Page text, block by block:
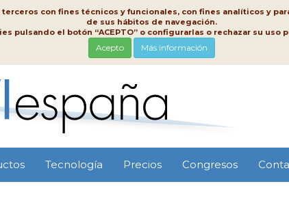
con fines técnicos y funcionales, con fines analíticos y
de sus hábitos de navegación.
pulsando el botón “ACEPTO” o configurarlas o rechazar su uso
Acepto Más información
Tecnología Precios Congresos